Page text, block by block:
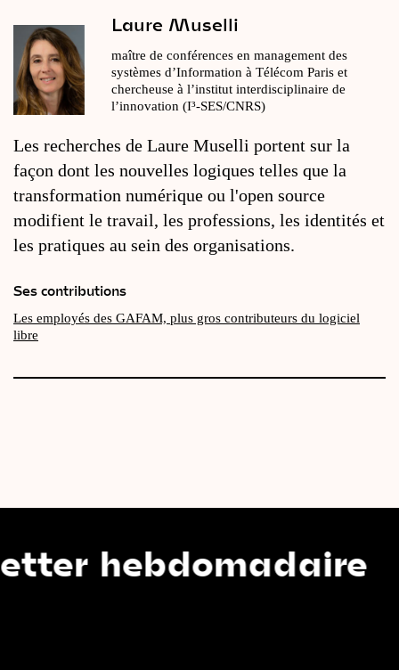
Laure Muselli
maître de conférences en management des
systèmes d’Information à Télécom Paris et
chercheuse à l’institut interdisciplinaire de
l’innovation (I³-SES/CNRS)
Les recherches de Laure Muselli portent sur la
façon dont les nouvelles logiques telles que la
transformation numérique ou l'open source
modifient le travail, les professions, les identités et
les pratiques au sein des organisations.
Ses contributions
Les employés des GAFAM, plus gros contributeurs du logiciel
libre